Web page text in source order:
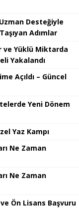
Desteğiyle
Adımlar
ve Yüklü Miktarda
Yakalandı
Açıldı – Güncel
Yeni Dönem
Yaz Kampı
Ne Zaman
Ne Zaman
Ön Lisans Başvuru